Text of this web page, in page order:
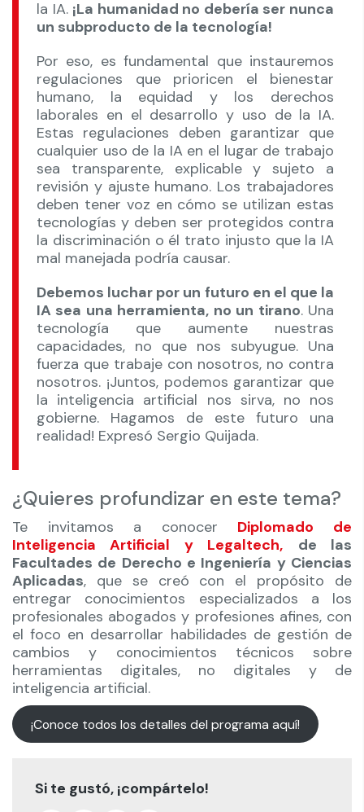
la IA. ¡La humanidad no debería ser nunca
un subproducto de la tecnología!
Por eso, es fundamental que instauremos
regulaciones que prioricen el bienestar
humano, la equidad y los derechos
laborales en el desarrollo y uso de la IA.
Estas regulaciones deben garantizar que
cualquier uso de la IA en el lugar de trabajo
sea transparente, explicable y sujeto a
revisión y ajuste humano. Los trabajadores
deben tener voz en cómo se utilizan estas
tecnologías y deben ser protegidos contra
la discriminación o él trato injusto que la IA
mal manejada podría causar.
Debemos luchar por un futuro en el que la
IA sea una herramienta, no un tirano. Una
tecnología que aumente nuestras
capacidades, no que nos subyugue. Una
fuerza que trabaje con nosotros, no contra
nosotros. ¡Juntos, podemos garantizar que
la inteligencia artificial nos sirva, no nos
gobierne. Hagamos de este futuro una
realidad! Expresó Sergio Quijada.
¿Quieres profundizar en este tema?
Te invitamos a conocer Diplomado de
Inteligencia Artificial y Legaltech,
de las
Facultades de Derecho e Ingeniería y Ciencias
Aplicadas, que se creó con el propósito de
entregar conocimientos especializados a los
profesionales abogados y profesiones afines, con
el foco en desarrollar habilidades de gestión de
cambios y conocimientos técnicos sobre
herramientas digitales, no digitales y de
inteligencia artificial.
¡Conoce todos los detalles del programa aquí!
Si te gustó, ¡compártelo!